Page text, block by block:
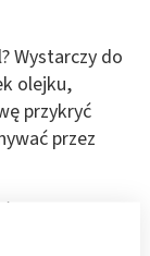
Wystarczy do
olejku,
przykryć
przez
w ciągu kilku
nasilony,